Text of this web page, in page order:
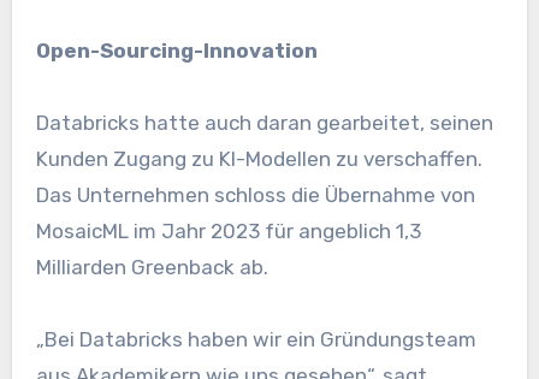
Open-Sourcing-Innovation
Databricks hatte auch daran gearbeitet, seinen
Kunden Zugang zu KI-Modellen zu verschaffen.
Das Unternehmen schloss die Übernahme von
MosaicML im Jahr 2023 für angeblich 1,3
Milliarden Greenback ab.
„Bei Databricks haben wir ein Gründungsteam